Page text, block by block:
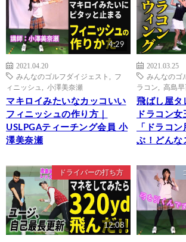
4:29
2021.04.20
みんなのゴルフダイジェスト
フ
ィニッシュ
小澤美奈瀬
マキロイみたいなカッコいい
フィニッシュの作り方｜
USLPGAティーチング会員 小
澤美奈瀬
2021.03.25
みんなのゴ
ラコン
高島早
飛ばし屋タ
ドラコン
「ドラコ
ぶ！どんな
ドライバーの打ち方
12:08